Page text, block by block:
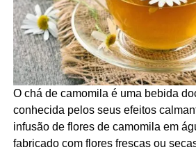
O chá de camomila é uma bebida
conhecida pelos seus efeitos
infusão de flores de camomila em
fabricado com flores frescas ou